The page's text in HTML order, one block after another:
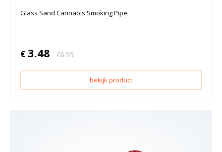
Glass Sand Cannabis Smoking Pipe
€ 3.48 €6.95
bekijk product